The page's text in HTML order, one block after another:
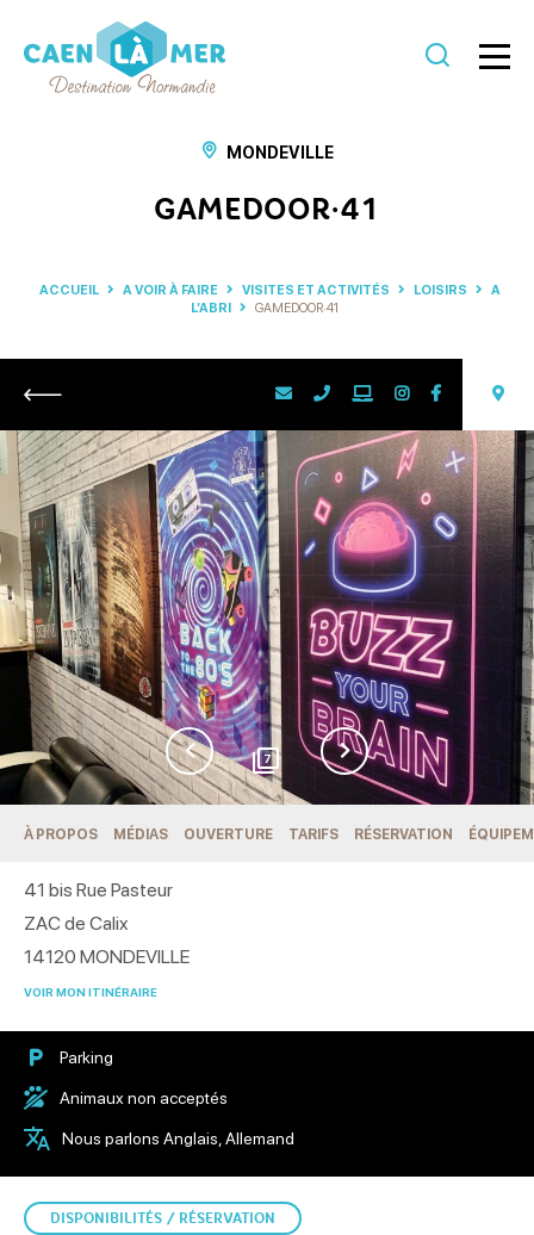
MONDEVILLE
GAMEDOOR·41
ACCUEIL A VOIR À FAIRE VISITES ET ACTIVITÉS LOISIRS
A
L’ABRI
GAMEDOOR·41
Retour
7
À PROPOS MÉDIAS OUVERTURE TARIFS RÉSERVATION
41 bis Rue Pasteur
ZAC de Calix
14120 MONDEVILLE
VOIR MON ITINÉRAIRE
Parking
Animaux non acceptés
Nous parlons Anglais, Allemand
DISPONIBILITÉS / RÉSERVATION